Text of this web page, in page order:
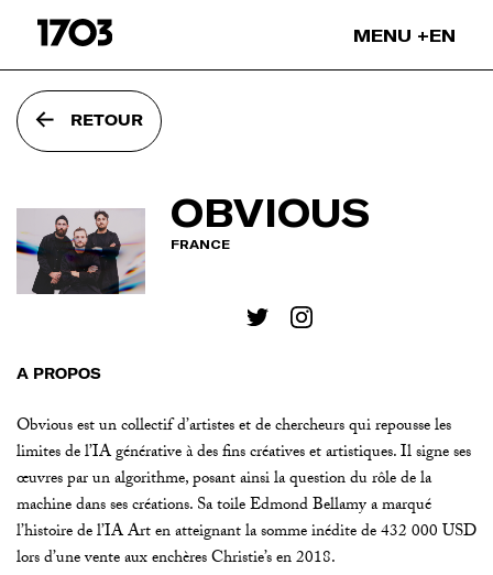
l'intro
MENU EN
Nos NFTs
Nos collaborations
Blog
RETOUR
OBVIOUS
FRANCE
À PROPOS
Obvious est un collectif d’artistes et de chercheurs qui repousse les
limites de l’IA générative à des fins créatives et artistiques. Il signe ses
œuvres par un algorithme, posant ainsi la question du rôle de la
machine dans ses créations. Sa toile Edmond Bellamy a marqué
l’histoire de l’IA Art en atteignant la somme inédite de 432 000 USD
lors d’une vente aux enchères Christie’s en 2018.